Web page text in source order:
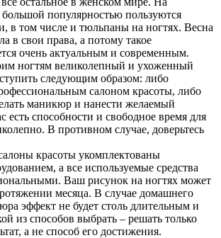
популярностью пользуются
в том числе и тюльпаны на ногтях. Весна
в свои права, а потому такое
очень актуальным и современным.
ногтям великолепный и ухоженный
следующим образом: либо
салоном красоты, либо
маникюр и нанести желаемый
есть способности и свободное время для
В противном случае, доверьтесь
красоты укомплектованы
а все используемые средства
Ваш рисунок на ногтях может
месяца. В случае домашнего
эффект не будет столь длительным и
из способов выбрать – решать только
а не способ его достижения.